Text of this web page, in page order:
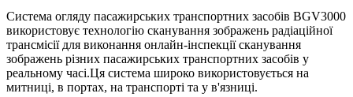
Система огляду пасажирських транспортних засобів BGV3000
використовує технологію сканування зображень радіаційної
трансмісії для виконання онлайн-інспекції сканування
зображень різних пасажирських транспортних засобів у
реальному часі.Ця система широко використовується на
митниці, в портах, на транспорті та у в'язниці.